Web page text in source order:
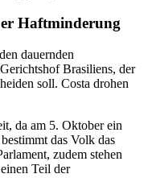
Haftminderung
dauernden
Brasiliens, der
soll. Costa drohen
da am 5. Oktober ein
das Volk das
zudem stehen
Teil der